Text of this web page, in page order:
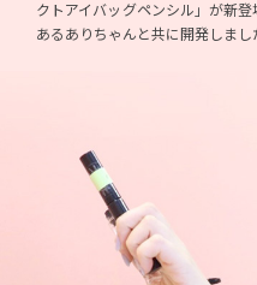
クトアイバッグペンシル」が新
あるありちゃんと共に開発しまし